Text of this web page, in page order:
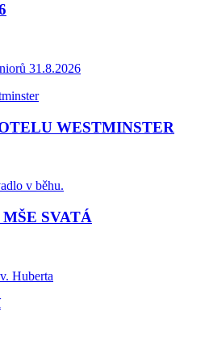
31.8.2026
WESTMINSTER
v běhu.
SVATÁ
Huberta